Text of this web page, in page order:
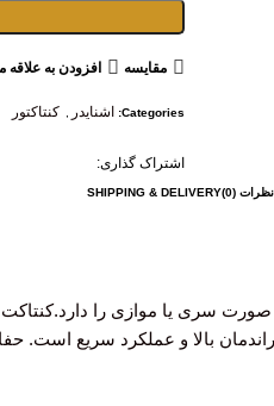
مقايسه افزودن به علاقه
Categories: اشنایدر کنتاکتور
اشتراک گذاری:
نظرات (0) SHIPPING & DELIVERY
صورت سری یا موازی را